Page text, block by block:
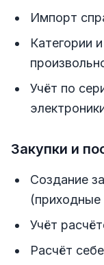
Импорт
Категории
Учёт по
Закупки и
Создание
(приходные
Учёт
Расчёт